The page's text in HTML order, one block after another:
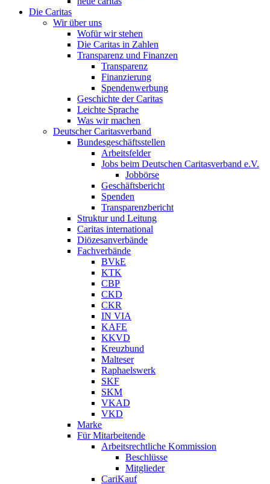
Die Caritas
Wir über uns
Wofür wir stehen
Die Caritas in Zahlen
Transparenz und Finanzen
Transparenz
Finanzierung
Spendenwerbung
Geschichte der Caritas
Leichte Sprache
Was wir machen
Deutscher Caritasverband
Bundesgeschäftsstellen
Arbeitsfelder
Jobs beim Deutschen Caritasverband e.V.
Jobbörse
Geschäftsbericht
Spenden
Transparenzbericht
Struktur und Leitung
Caritas international
Diözesanverbände
Fachverbände
BVkE
KTK
CBP
CKD
CKR
IN VIA
KAFE
KKVD
Kreuzbund
Malteser
Raphaelswerk
SKF
SKM
VKAD
VKD
Marke
Für Mitarbeitende
Arbeitsrechtliche Kommission
Beschlüsse
Mitglieder
CariKauf